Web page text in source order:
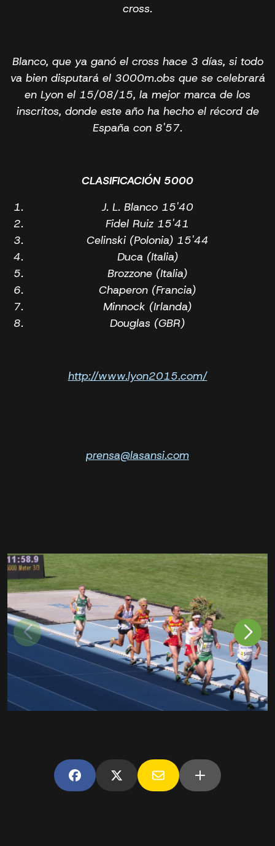
cross.
Blanco, que ya ganó el cross hace 3 días, si todo
va bien disputará el 3000m.obs que se celebrará
en Lyon el 15/08/15, la mejor marca de los
inscritos, donde este año ha hecho el récord de
España con 8'57.
CLASIFICACIÓN 5000
J. L. Blanco 15'40
Fidel Ruiz 15'41
Celinski (Polonia) 15'44
Duca (Italia)
Brozzone (Italia)
Chaperon (Francia)
Minnock (Irlanda)
Douglas (GBR)
http://www.lyon2015.com/
prensa@lasansi.com